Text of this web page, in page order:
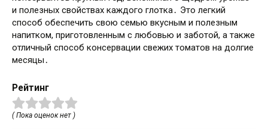
и полезных свойствах каждого глотка․ Это легкий
способ обеспечить свою семью вкусным и полезным
напитком, приготовленным с любовью и заботой, а также
отличный способ консервации свежих томатов на долгие
месяцы․
Рейтинг
( Пока оценок нет )